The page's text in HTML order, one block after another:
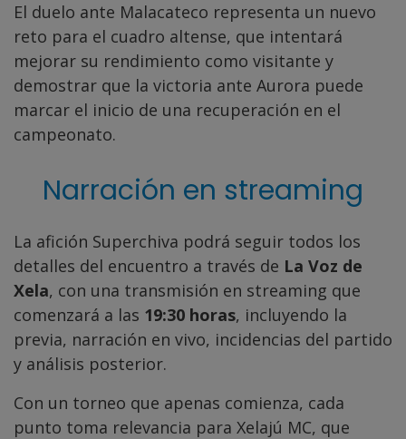
El duelo ante Malacateco representa un nuevo
reto para el cuadro altense, que intentará
mejorar su rendimiento como visitante y
demostrar que la victoria ante Aurora puede
marcar el inicio de una recuperación en el
campeonato.
Narración en streaming
La afición Superchiva podrá seguir todos los
detalles del encuentro a través de La Voz de
Xela, con una transmisión en streaming que
comenzará a las 19:30 horas, incluyendo la
previa, narración en vivo, incidencias del partido
y análisis posterior.
Con un torneo que apenas comienza, cada
punto toma relevancia para Xelajú MC, que